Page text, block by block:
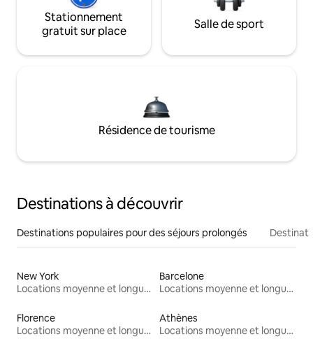
Stationnement
gratuit sur place
Salle de sport
Résidence de tourisme
Destinations à découvrir
Destinations populaires pour des séjours prolongés
New York
Locations moyenne et longue durée
Barcelone
Locations moyenne et longue durée
Florence
Locations moyenne et longue durée
Athènes
Locations moyenne et longue durée